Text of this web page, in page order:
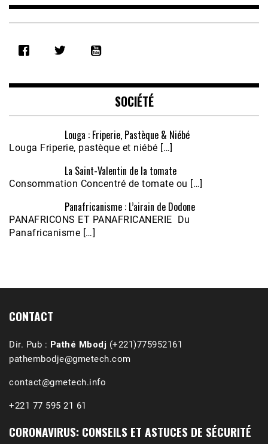
RSS FEED
EMBED
Feb 16, 2021 • 28:08
Écoutez le parcours de Claudiane Kapia
Nobana (Podologue)
Feb 24, 2021 • 28mn
1988-1989 :  La polémique de Guidimakha
SOCIÉTÉ
Louga : Friperie, Pastèque & Niébé
Louga Friperie, pastèque et niébé […]
La Saint-Valentin de la tomate
Consommation Concentré de tomate ou […]
Panafricanisme : L’airain de Dodone
PANAFRICONS ET PANAFRICANERIE Du
Panafricanisme […]
CONTACT
Dir. Pub : Pathé Mbodj (+221)775952161
pathembodje@gmetech.com
contact@gmetech.info
+221 77 595 21 61
CORONAVIRUS: CONSEILS ET ASTUCES DE SÉCURITÉ